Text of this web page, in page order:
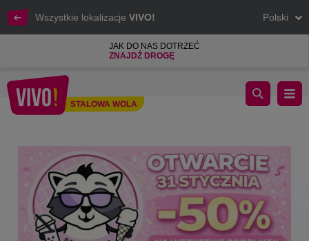
Wszystkie lokalizacje VIVO! Polski
JAK DO NAS DOTRZEĆ
ZNAJDŹ DROGĘ
STALOWA WOLA
Nowe miejsce, nowe smaki! Wielkie otwarcie Gelato Shop już